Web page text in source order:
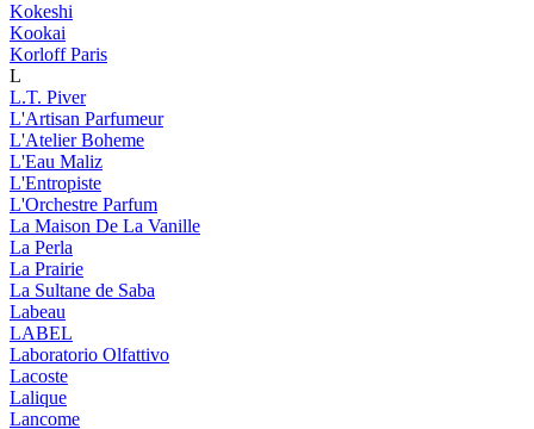
Kokeshi
Kookai
Korloff Paris
L
L.T. Piver
L'Artisan Parfumeur
L'Atelier Boheme
L'Eau Maliz
L'Entropiste
L'Orchestre Parfum
La Maison De La Vanille
La Perla
La Prairie
La Sultane de Saba
Labeau
LABEL
Laboratorio Olfattivo
Lacoste
Lalique
Lancome